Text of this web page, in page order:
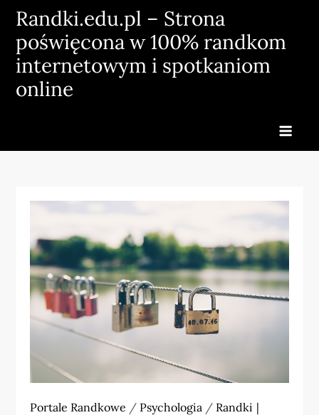
Skip
content
Randki.edu.pl – Strona
poświęcona w 100% randkom
internetowym i spotkaniom
online
Portale Randkowe / Psychologia / Randki